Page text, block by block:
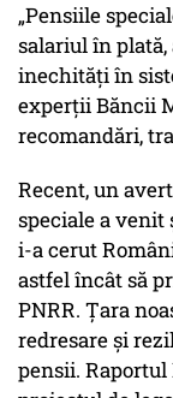
„Pensiile
salariul în
inechități în
experții Băncii
recomandări,
Recent, un
speciale a venit
i-a cerut
astfel încât să
PNRR. Țara
redresare și
pensii.